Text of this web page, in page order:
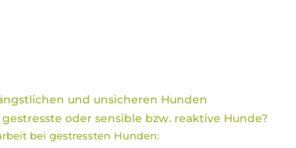
und unsicheren Hunden
oder sensible bzw. reaktive Hunde?
bei gestressten Hunden: